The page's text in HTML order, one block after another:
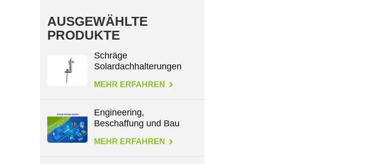
AUSGEWÄHLTE
PRODUKTE
Schräge
Solardachhalterungen
MEHR ERFAHREN
Engineering,
Beschaffung und Bau
MEHR ERFAHREN